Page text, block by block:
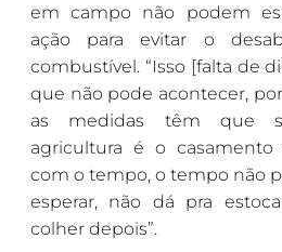
em campo não podem
ação para evitar o
combustível. “Isso [falta de
que não pode acontecer,
as medidas têm que
agricultura é o
com o tempo, o tempo não
esperar, não dá pra
colher depois”.